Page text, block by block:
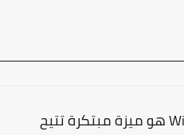
الاتصال عبر Wi-Fi (Wi-Fi Calling) هو ميزة مبتكرة تتيح